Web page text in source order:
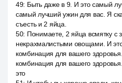
49: Быть даже в 9. И это самый
самый лучший ужин для вас. Я
съесть и 2 яйца.
50: Понимаете, 2 яйца всмятку с
некрахмалистыми овощами. И
комбинация для вашего
комбинация для вашего
это